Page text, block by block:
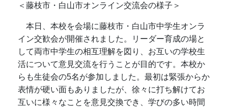
＜藤枝市・白山市オンライン交流会の様子＞
本日、本校を会場に藤枝市・白山市中学生オンラ
イン交歓会が開催されました。リーダー育成の場と
して両市中学生の相互理解を図り、お互いの学校生
活について意見交流を行うことが目的です。本校か
らも生徒会の5名が参加しました。最初は緊張からか
表情が硬い面もありましたが、徐々に打ち解けてお
互いに様々なことを意見交換でき、学びの多い時間